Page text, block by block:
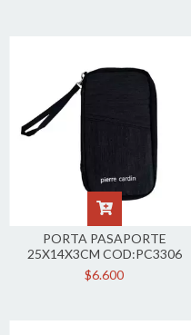
PORTA PASAPORTE
25X14X3CM COD:PC3306
$6.600